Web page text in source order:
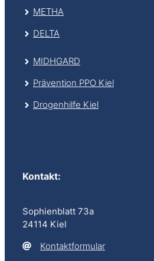
METHA
DELTA
MIDHGARD
Prävention PPO Kiel
Drogenhilfe Kiel
Kontakt:
Sophienblatt 73a
24114 Kiel
Kontaktformular